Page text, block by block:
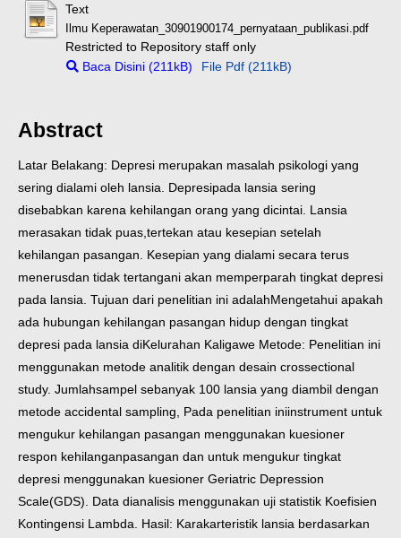
Text
Ilmu Keperawatan_30901900174_pernyataan_publikasi.pdf
Restricted to Repository staff only
Baca Disini (211kB)
File Pdf (211kB)
Abstract
Latar Belakang: Depresi merupakan masalah psikologi yang
sering dialami oleh lansia. Depresipada lansia sering
disebabkan karena kehilangan orang yang dicintai. Lansia
merasakan tidak puas,tertekan atau kesepian setelah
kehilangan pasangan. Kesepian yang dialami secara terus
menerusdan tidak tertangani akan memperparah tingkat depresi
pada lansia. Tujuan dari penelitian ini adalahMengetahui apakah
ada hubungan kehilangan pasangan hidup dengan tingkat
depresi pada lansia diKelurahan Kaligawe Metode: Penelitian ini
menggunakan metode analitik dengan desain crossectional
study. Jumlahsampel sebanyak 100 lansia yang diambil dengan
metode accidental sampling, Pada penelitian iniinstrument untuk
mengukur kehilangan pasangan menggunakan kuesioner
respon kehilanganpasangan dan untuk mengukur tingkat
depresi menggunakan kuesioner Geriatric Depression
Scale(GDS). Data dianalisis menggunakan uji statistik Koefisien
Kontingensi Lambda. Hasil: Karakarteristik lansia berdasarkan